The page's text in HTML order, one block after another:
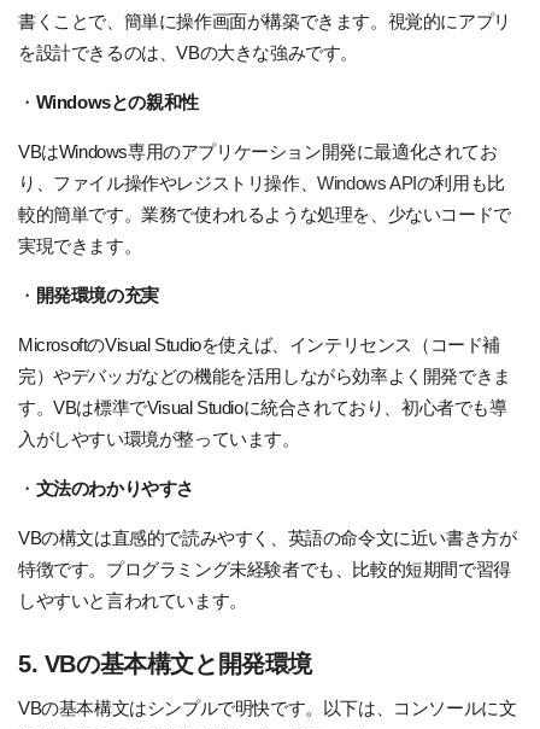
書くことで、簡単に操作画面が構築できます。視覚的にアプリ
を設計できるのは、VBの大きな強みです。
・ Windowsとの親和性
VBはWindows専用のアプリケーション開発に最適化されてお
り、ファイル操作やレジストリ操作、Windows APIの利用も比
較的簡単です。業務で使われるような処理を、少ないコードで
実現できます。
・ 開発環境の充実
MicrosoftのVisual Studioを使えば、インテリセンス（コード補
完）やデバッガなどの機能を活用しながら効率よく開発できま
す。VBは標準でVisual Studioに統合されており、初心者でも導
入がしやすい環境が整っています。
・ 文法のわかりやすさ
VBの構文は直感的で読みやすく、英語の命令文に近い書き方が
特徴です。プログラミング未経験者でも、比較的短期間で習得
しやすいと言われています。
5. VBの基本構文と開発環境
VBの基本構文はシンプルで明快です。以下は、コンソールに文